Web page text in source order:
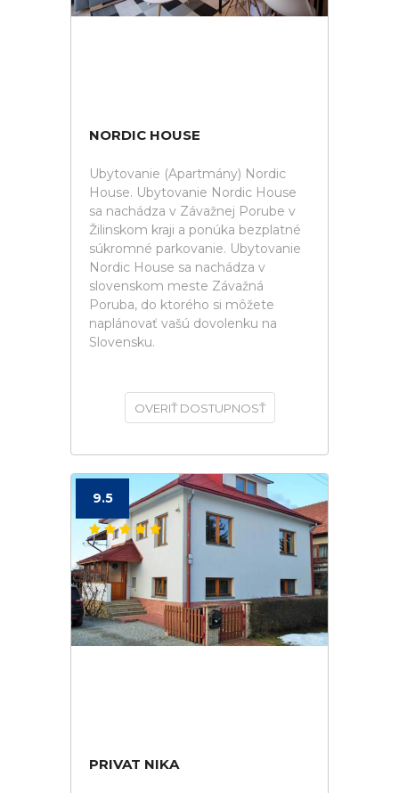
NORDIC HOUSE
Ubytovanie (Apartmány) Nordic
House. Ubytovanie Nordic House
sa nachádza v Závažnej Porube v
Žilinskom kraji a ponúka bezplatné
súkromné parkovanie. Ubytovanie
Nordic House sa nachádza v
slovenskom meste Závažná
Poruba, do ktorého si môžete
naplánovať vašú dovolenku na
Slovensku.
OVERIŤ DOSTUPNOSŤ
9.5
PRIVAT NIKA